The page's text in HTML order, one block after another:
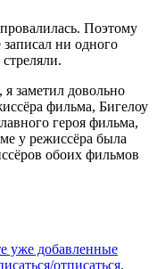
Поэтому
ни одного
заметил довольно
фильма, Бигелоу
героя фильма,
у режиссёра была
обоих фильмов
уже добавленные
отписаться.